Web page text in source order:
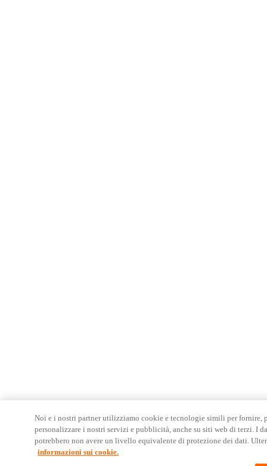
Noi e i nostri partner utilizziamo cookie e tecnologie simili per fornire,
personalizzare i nostri servizi e pubblicità, anche su siti web di terzi. I
potrebbero non avere un livello equivalente di protezione dei dati.
informazioni sui cookie.